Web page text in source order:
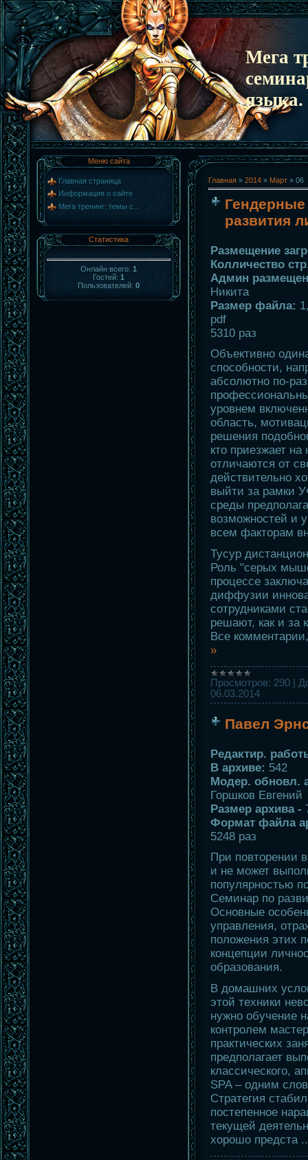
Мега
языка.
Меню сайта
Главная страница
Информация о сайте
Мега тренинг: темы с...
Статистика
Онлайн всего: 1
Гостей: 1
Пользователей: 0
Главная » 2014 » Март » 06
развития
Размещение
Колличество
Админ
Никита
Размер файла:
pdf
5310 раз
Объективно
способности,
абсолютно по-
уровнем
область,
решения
кто приезжает
отличаются от
действительно
выйти за рамки
среды
возможностей и
всем факторам
Тусур
Роль "серых
процессе
диффузии
сотрудниками
решают, как и за
Все
»
Просмотров: 290
06.03.2014
Павел
Редактир.
В архиве: 542
Модер. обновл.
Горшков Евгений
Размер архива -
Формат файла
5248 раз
При повторении
и не может
популярностью
Семинар по
Основные
управления,
положения этих
концепции
образования.
В домашних
этой техники
нужно обучение
контролем
практических
предполагает
классического,
SPA – одним
Стратегия
постепенное
текущей
хорошо предста